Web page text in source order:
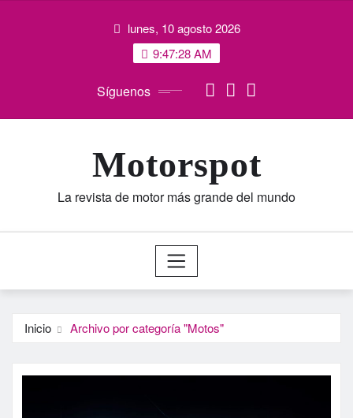
lunes, 10 agosto 2026
9:47:29 AM
Síguenos
Motorspot
La revista de motor más grande del mundo
Inicio Archivo por categoría "Motos"